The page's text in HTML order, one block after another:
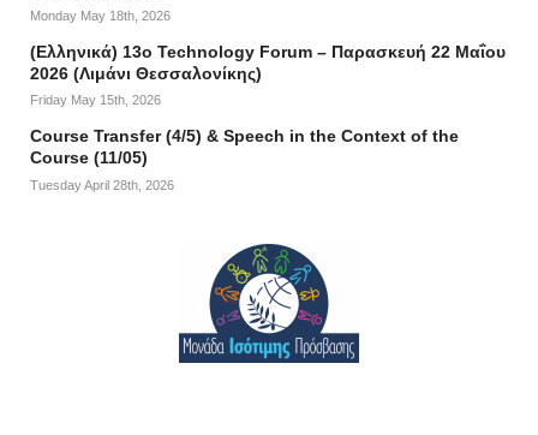
Monday May 18th, 2026
(Ελληνικά) 13ο Technology Forum – Παρασκευή 22 Μαΐου
2026 (Λιμάνι Θεσσαλονίκης)
Friday May 15th, 2026
Course Transfer (4/5) & Speech in the Context of the
Course (11/05)
Tuesday April 28th, 2026